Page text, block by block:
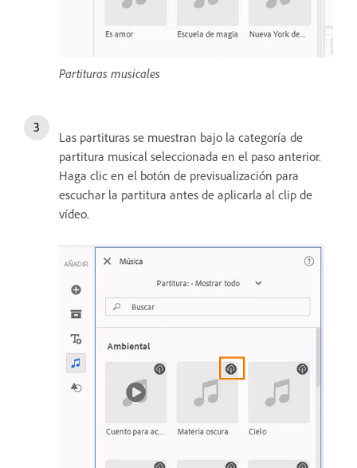
Partituras musicales
Las partituras se muestran bajo la categoría de
partitura musical seleccionada en el paso anterior.
Haga clic en el botón de previsualización para
escuchar la partitura antes de aplicarla al clip de
vídeo.